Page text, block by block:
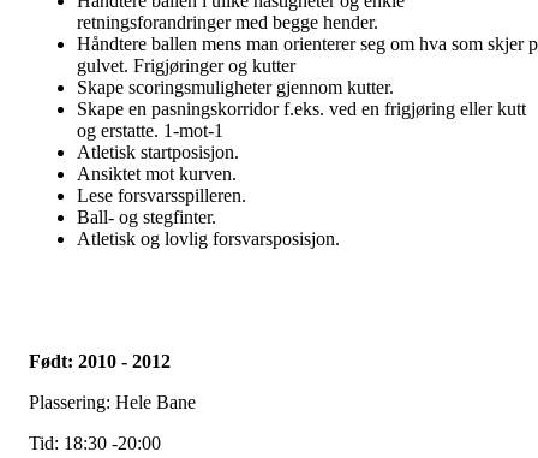
retningsforandringer med begge hender.
Håndtere ballen mens man orienterer seg om hva som skjer
gulvet. Frigjøringer og kutter
Skape scoringsmuligheter gjennom kutter.
Skape en pasningskorridor f.eks. ved en frigjøring eller kutt
og erstatte. 1-mot-1
Atletisk startposisjon.
Ansiktet mot kurven.
Lese forsvarsspilleren.
Ball- og stegfinter.
Atletisk og lovlig forsvarsposisjon.
Født: 2010 - 2012
Plassering: Hele Bane
Tid: 18:30 -20:00